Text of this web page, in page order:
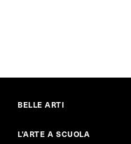
BELLE ARTI
L'ARTE A SCUOLA